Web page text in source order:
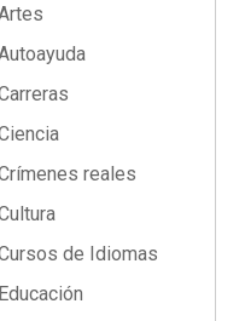
reales
de Idiomas
Educación